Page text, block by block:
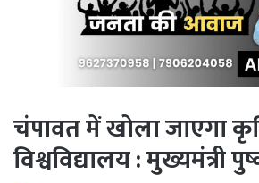
चंपावत में खोला जाएगा
विश्वविद्यालय : मुख्यमंत्री